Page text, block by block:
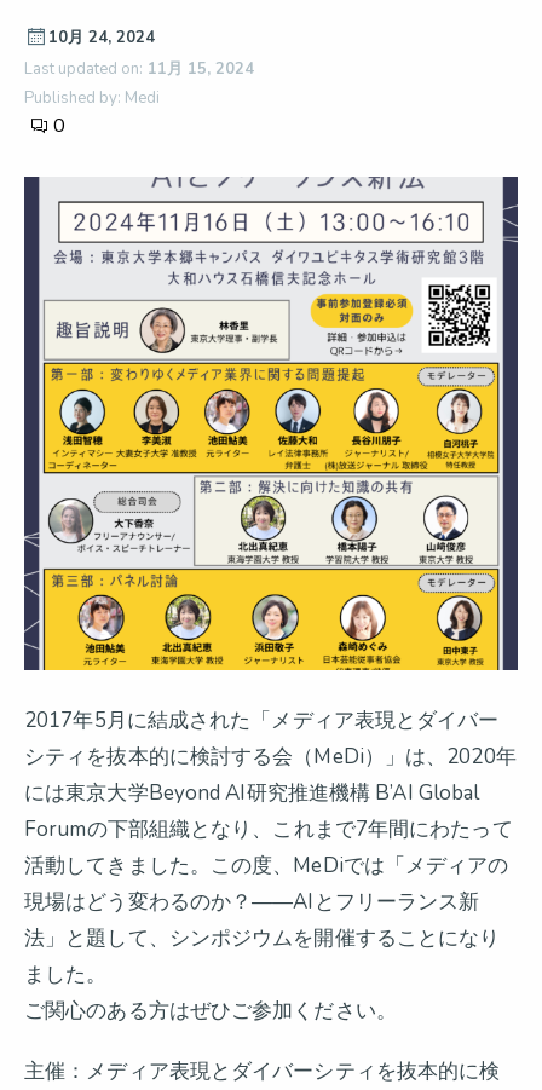
10月 24, 2024
Last updated on: 11月 15, 2024
Published by: Medi
0
2017年5月に結成された「メディア表現とダイバー
シティを抜本的に検討する会（MeDi）」は、2020年
には東京大学Beyond AI研究推進機構 B’AI Global
Forumの下部組織となり、これまで7年間にわたって
活動してきました。この度、MeDiでは「メディアの
現場はどう変わるのか？——AIとフリーランス新
法」と題して、シンポジウムを開催することになり
ました。
ご関心のある方はぜひご参加ください。
主催：メディア表現とダイバーシティを抜本的に検